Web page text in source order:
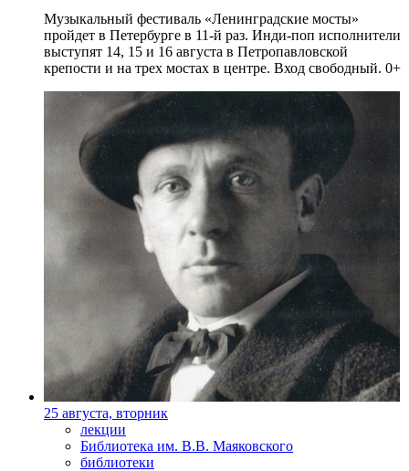
Музыкальный фестиваль «Ленинградские мосты»
пройдет в Петербурге в 11-й раз. Инди-поп исполнители
выступят 14, 15 и 16 августа в Петропавловской
крепости и на трех мостах в центре. Вход свободный. 0+
25 августа, вторник
лекции
Библиотека им. В.В. Маяковского
библиотеки